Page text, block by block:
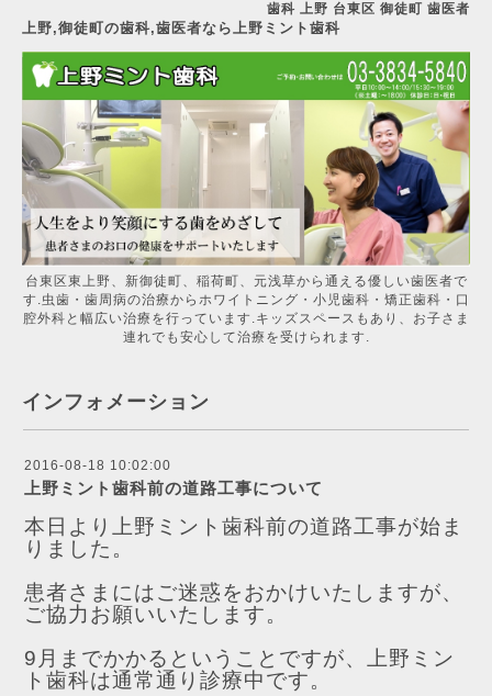
歯科 上野 台東区 御徒町 歯医者
上野,御徒町の歯科,歯医者なら上野ミント歯科
台東区東上野、新御徒町、稲荷町、元浅草から通える優しい歯医者で
す.虫歯・歯周病の治療からホワイトニング・小児歯科・矯正歯科・口
腔外科と幅広い治療を行っています.キッズスペースもあり、お子さま
連れでも安心して治療を受けられます.
インフォメーション
2016-08-18 10:02:00
上野ミント歯科前の道路工事について
本日より上野ミント歯科前の道路工事が始ま
りました。
患者さまにはご迷惑をおかけいたしますが、
ご協力お願いいたします。
9月までかかるということですが、上野ミン
ト歯科は通常通り診療中です。